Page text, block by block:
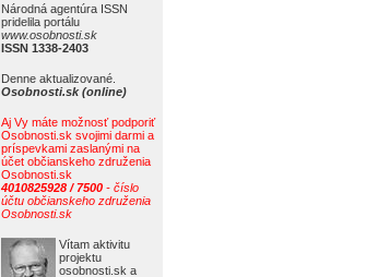
Národná agentúra ISSN
pridelila portálu
www.osobnosti.sk
ISSN 1338-2403
Denne aktualizované.
Osobnosti.sk (online)
Aj Vy máte možnosť podporiť
Osobnosti.sk svojimi darmi a
príspevkami zaslanými na
účet občianskeho združenia
Osobnosti.sk
4010825928 / 7500 - číslo
účtu občianskeho združenia
Osobnosti.sk
Vítam aktivitu
projektu
osobnosti.sk a